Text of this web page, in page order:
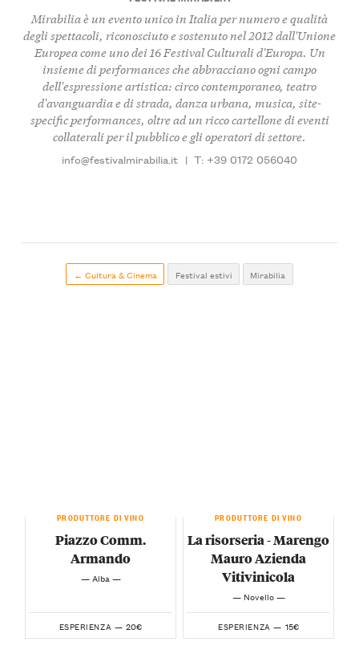
Mirabilia è un evento unico in Italia per numero e qualità
degli spettacoli, riconosciuto e sostenuto nel 2012 dall'Unione
Europea come uno dei 16 Festival Culturali d'Europa. Un
insieme di performances che abbracciano ogni campo
dell'espressione artistica: circo contemporaneo, teatro
d'avanguardia e di strada, danza urbana, musica, site-
specific performances, oltre ad un ricco cartellone di eventi
collaterali per il pubblico e gli operatori di settore.
info@festivalmirabilia.it | T: +39 0172 056040
← Cultura & Cinema Festival estivi Mirabilia
PRODUTTORE DI VINO
Piazzo Comm.
Armando
— Alba —
ESPERIENZA — 20€
PRODUTTORE DI VINO
La risorseria - Marengo
Mauro Azienda
Vitivinicola
— Novello —
ESPERIENZA — 15€